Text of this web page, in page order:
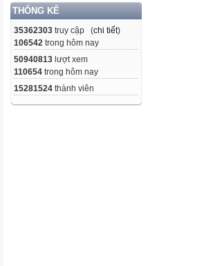
THỐNG KÊ
35362303 truy cập (chi tiết)
106542 trong hôm nay
50940813 lượt xem
110654 trong hôm nay
15281524 thành viên